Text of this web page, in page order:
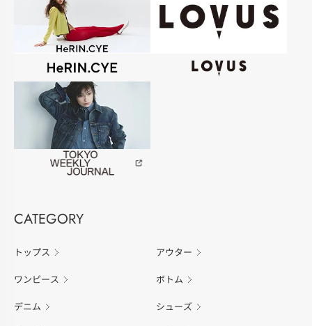
CATEGORY
トップス アウター
ワンピース ボトム
デニム シューズ